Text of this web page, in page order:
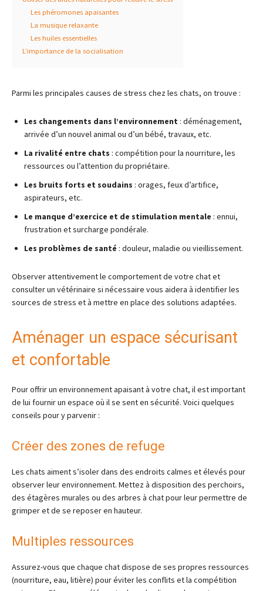
Les phéromones apaisantes
La musique relaxante
Les huiles essentielles
L’importance de la socialisation
Parmi les principales causes de stress chez les chats, on trouve :
Les changements dans l’environnement : déménagement,
arrivée d’un nouvel animal ou d’un bébé, travaux, etc.
La rivalité entre chats : compétition pour la nourriture, les
ressources ou l’attention du propriétaire.
Les bruits forts et soudains : orages, feux d’artifice,
aspirateurs, etc.
Le manque d’exercice et de stimulation mentale : ennui,
frustration et surcharge pondérale.
Les problèmes de santé : douleur, maladie ou vieillissement.
Observer attentivement le comportement de votre chat et
consulter un vétérinaire si nécessaire vous aidera à identifier les
sources de stress et à mettre en place des solutions adaptées.
Aménager un espace sécurisant
et confortable
Pour offrir un environnement apaisant à votre chat, il est important
de lui fournir un espace où il se sent en sécurité. Voici quelques
conseils pour y parvenir :
Créer des zones de refuge
Les chats aiment s’isoler dans des endroits calmes et élevés pour
observer leur environnement. Mettez à disposition des perchoirs,
des étagères murales ou des arbres à chat pour leur permettre de
grimper et de se reposer en hauteur.
Multiples ressources
Assurez-vous que chaque chat dispose de ses propres ressources
(nourriture, eau, litière) pour éviter les conflits et la compétition